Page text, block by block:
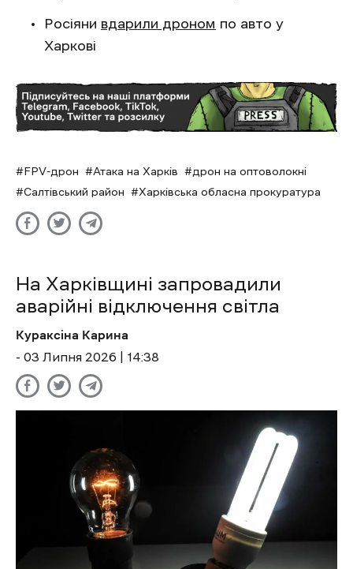
Росіяни вдарили дроном по авто у
Харкові
FPV-дрон Атака на Харків
дрон на оптоволокні
Салтівський район
Харківська обласна прокуратура
На Харківщині запровадили
аварійні відключення світла
Кураксіна Карина
- 03 Липня 2026 | 14:38